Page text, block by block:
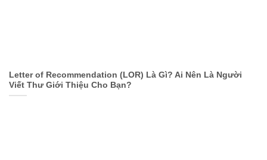
Letter of Recommendation (LOR) Là Gì? Ai Nên Là Người
Viết Thư Giới Thiệu Cho Bạn?